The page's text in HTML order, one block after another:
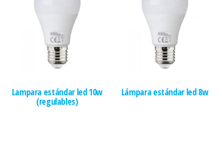
Lampara estándar led 10w
(regulables)
Lámpara estándar led 8w